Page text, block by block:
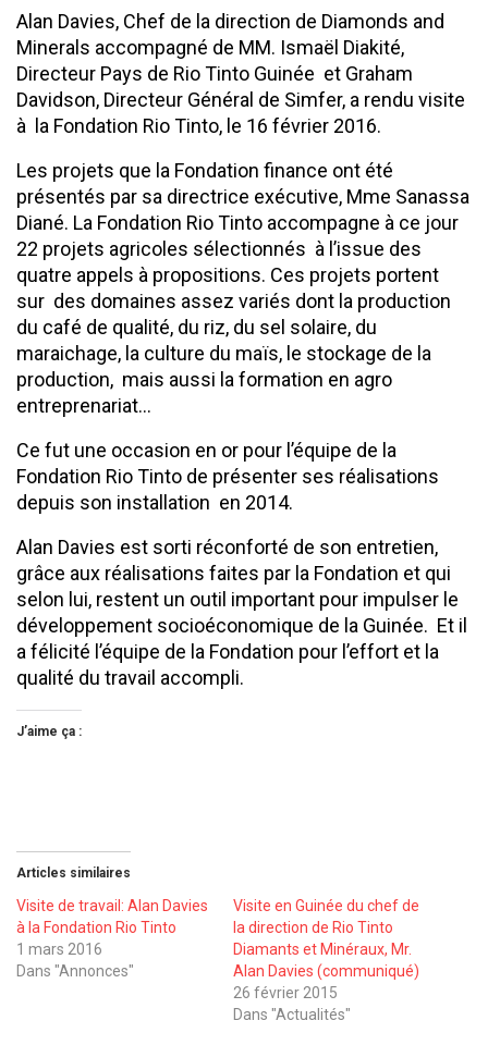
Alan Davies, Chef de la direction de Diamonds and
Minerals accompagné de MM. Ismaël Diakité,
Directeur Pays de Rio Tinto Guinée et Graham
Davidson, Directeur Général de Simfer, a rendu visite
à la Fondation Rio Tinto, le 16 février 2016.
Les projets que la Fondation finance ont été
présentés par sa directrice exécutive, Mme Sanassa
Diané. La Fondation Rio Tinto accompagne à ce jour
22 projets agricoles sélectionnés à l’issue des
quatre appels à propositions. Ces projets portent
sur des domaines assez variés dont la production
du café de qualité, du riz, du sel solaire, du
maraichage, la culture du maïs, le stockage de la
production, mais aussi la formation en agro
entreprenariat…
Ce fut une occasion en or pour l’équipe de la
Fondation Rio Tinto de présenter ses réalisations
depuis son installation en 2014.
Alan Davies est sorti réconforté de son entretien,
grâce aux réalisations faites par la Fondation et qui
selon lui, restent un outil important pour impulser le
développement socioéconomique de la Guinée. Et il
a félicité l’équipe de la Fondation pour l’effort et la
qualité du travail accompli.
J’aime ça :
Articles similaires
Visite de travail: Alan Davies
à la Fondation Rio Tinto
1 mars 2016
Dans "Annonces"
Visite en Guinée du chef de
la direction de Rio Tinto
Diamants et Minéraux, Mr.
Alan Davies (communiqué)
26 février 2015
Dans "Actualités"